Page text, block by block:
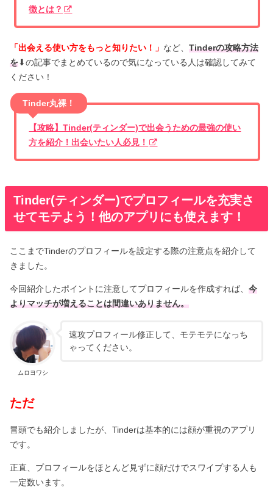
徴とは？
「出会える使い方をもっと知りたい！」 など、Tinderの攻略方法
を⬇︎の記事でまとめているので気になっている人は確認してみて
ください！
Tinder丸裸！
【攻略】Tinder(ティンダー)で出会うための最強の使い
方を紹介！出会いたい人必見！
Tinder(ティンダー)でプロフィールを充実さ
せてモテよう！他のアプリにも使えます！
ここまでTinderのプロフィールを設定する際の注意点を紹介して
きました。
今回紹介したポイントに注意してプロフィールを作成すれば、今
よりマッチが増えることは間違いありません。
ムロヨワシ
速攻プロフィール修正して、モテモテになっち
ゃってください。
ただ
冒頭でも紹介しましたが、Tinderは基本的には顔が重視のアプリ
です。
正直、プロフィールをほとんど見ずに顔だけでスワイプする人も
一定数います。